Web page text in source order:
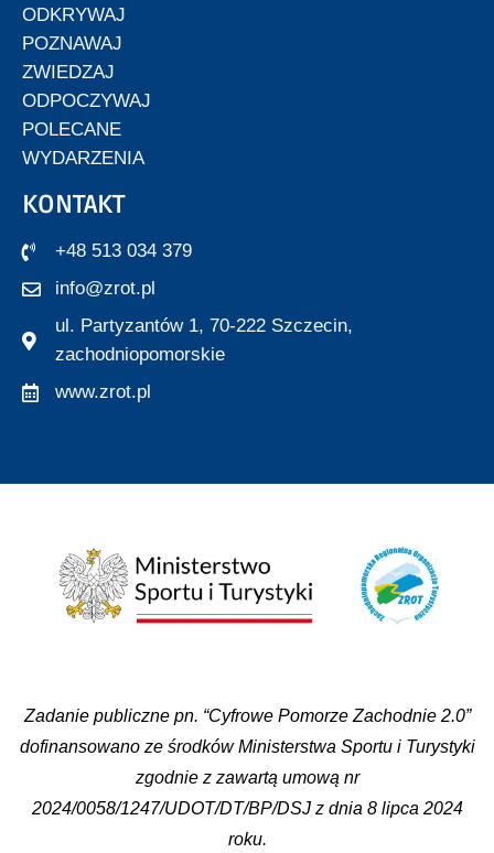
ODKRYWAJ
POZNAWAJ
ZWIEDZAJ
ODPOCZYWAJ
POLECANE
WYDARZENIA
KONTAKT
+48 513 034 379
info@zrot.pl
ul. Partyzantów 1, 70-222 Szczecin,
zachodniopomorskie
www.zrot.pl
Zadanie publiczne pn. “Cyfrowe Pomorze Zachodnie 2.0”
dofinansowano ze środków Ministerstwa Sportu i Turystyki
zgodnie z zawartą umową nr
2024/0058/1247/UDOT/DT/BP/DSJ z dnia 8 lipca 2024
roku.